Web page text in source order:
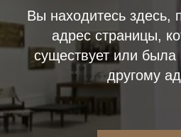
Вы находитесь здесь,
адрес страницы,
существует или
другому